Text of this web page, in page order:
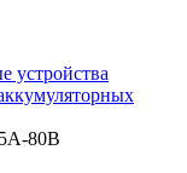
устройства
80В